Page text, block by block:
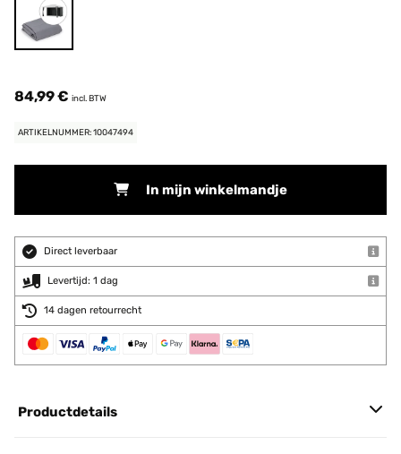
84,99 € incl. BTW
ARTIKELNUMMER: 10047494
In mijn winkelmandje
Direct leverbaar
Levertijd: 1 dag
14 dagen retourrecht
Productdetails